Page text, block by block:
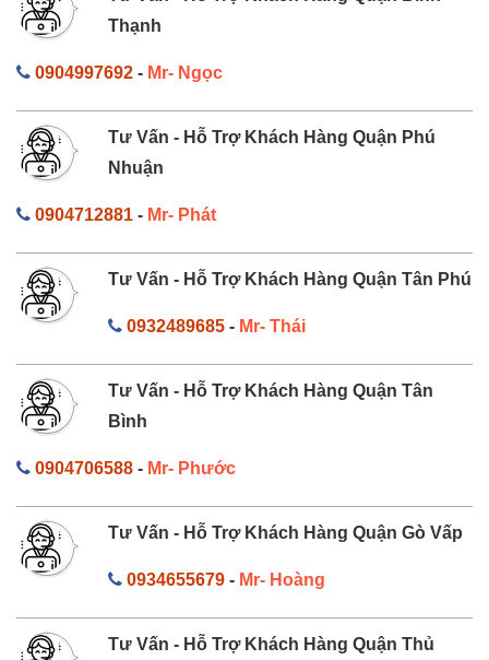
Thạnh
0904997692 - Mr- Ngọc
Tư Vấn - Hỗ Trợ Khách Hàng Quận Phú
Nhuận
0904712881 - Mr- Phát
Tư Vấn - Hỗ Trợ Khách Hàng Quận Tân Phú
0932489685- Mr- Thái
Tư Vấn - Hỗ Trợ Khách Hàng Quận Tân
Bình
0904706588 - Mr- Phước
Tư Vấn - Hỗ Trợ Khách Hàng Quận Gò Vấp
0934655679- Mr- Hoàng
Tư Vấn - Hỗ Trợ Khách Hàng Quận Thủ